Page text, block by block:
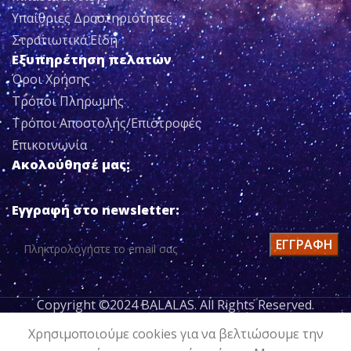
Υπαίθριες Δραστηριότητες
Στρατιωτικά Είδη
Εξυπηρέτηση πελατών
Όροι Χρήσης
Τρόποι Πληρωμής
Τρόποι Αποστολής/Επιστροφές
Επικοινωνία
Ακολούθησέ μας:
Εγγραφή στο newsletter:
Copyright ©2024 BALALAS. All Rights Reserved.
Χρησιμοποιούμε cookies για να βελτιώσουμε την
ΜΠΟΤΑΚΙ
700619
ΠΡΟΣΘΉΚΗ